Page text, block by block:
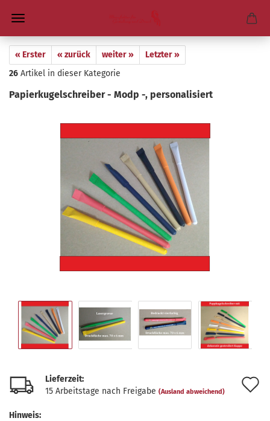
« Erster « zurück weiter »
Letzter »
26 Artikel in dieser Kategorie
Pa­pier­ku­gel­schrei­ber - Modp -, per­so­na­li­siert
Lieferzeit:
15 Arbeitstage nach Freigabe (Ausland abweichend)
Hinweis: